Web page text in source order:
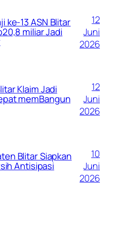
ke-13 ASN Blitar
miliar Jadi
12
Juni
2026
Klaim Jadi
memBangun
12
Juni
2026
Blitar Siapkan
Antisipasi
10
Juni
2026